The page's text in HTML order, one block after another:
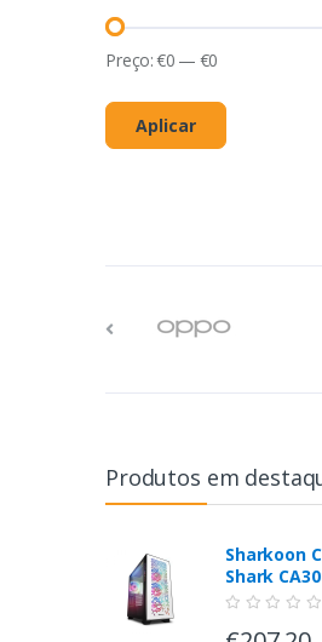
Preço:€0 — €0
Aplicar
Produtos em
Sharkoon
Shark